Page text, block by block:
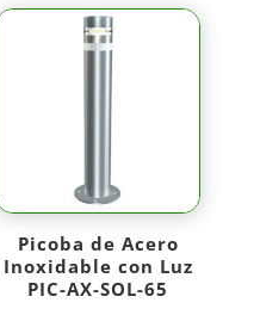
Picoba de Acero
Inoxidable con Luz
PIC-AX-SOL-65